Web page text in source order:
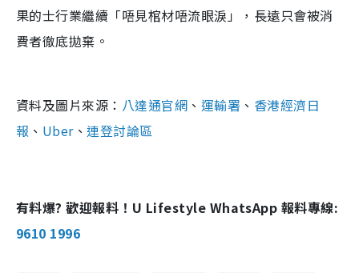
果的士行業繼續「唔見棺材唔流眼淚」，長遠只會被消
費者徹底拋棄。
資料及圖片來源： 八達通官網 、 運輸署 、 香港經濟日
報 、 Uber、連登討論區
有料爆? 歡迎報料！U Lifestyle WhatsApp 報料專線:
9610 1996